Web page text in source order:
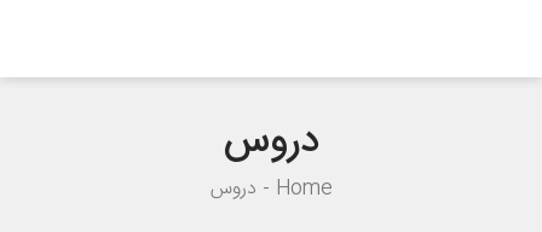
دروس
Home دروس